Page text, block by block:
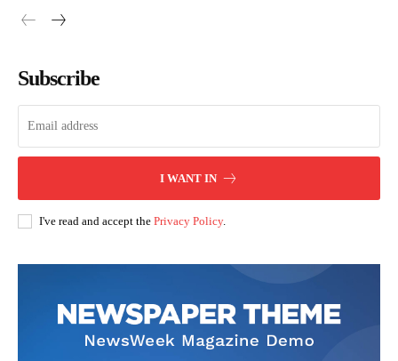
Subscribe
I WANT IN
I've read and accept the Privacy Policy.